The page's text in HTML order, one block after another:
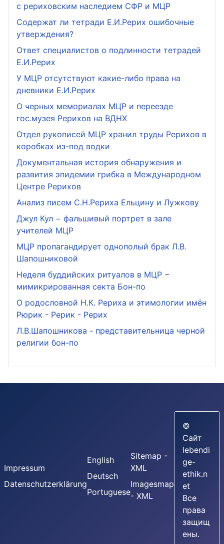
с рериховским наследием СФР и МЦР
Содержат ли тетради Е.И.Рерих ошибочные
утверждения?
Ответ специалистов о подлинности тетрадей
Е.И.Рерих
У МЦР отсутствуют какие-либо права на
дневники Е.И.Рерих
О черных мемориалах МЦР и переезде
гос.музея Рерихов на ВДНХ
Отдел рукописей МЦР хранил труды Рерихов в
коробках из-под водки
Документальная история обнаружения и
развития эпидемии грибка в Международном
Центре Рерихов
Анализ писем С.Н.Рериха Ельцину и Лужкову
Джул Кул − фальшивый портрет в зале
учителей МЦР
МЦР пропагандирует однополый брак Л.В.
Шапошниковой
Неделя буддийских ритуалов в МЦР −
мимикрированная секта Бон-по
О родословной Н.К. Рериха и этимологии имён
Рюрик - Рерик - Рерих
Л.В.Шапошникова - представительница черной
религии бон-по
Impressum
Datenschutzerklärung
English
Deutsch
Portuguese
Sitemap -
XML
Imagesmap
- XML
©
Сайт
lebendi
ge-
ethik.n
et
Все
права
защищ
ены.